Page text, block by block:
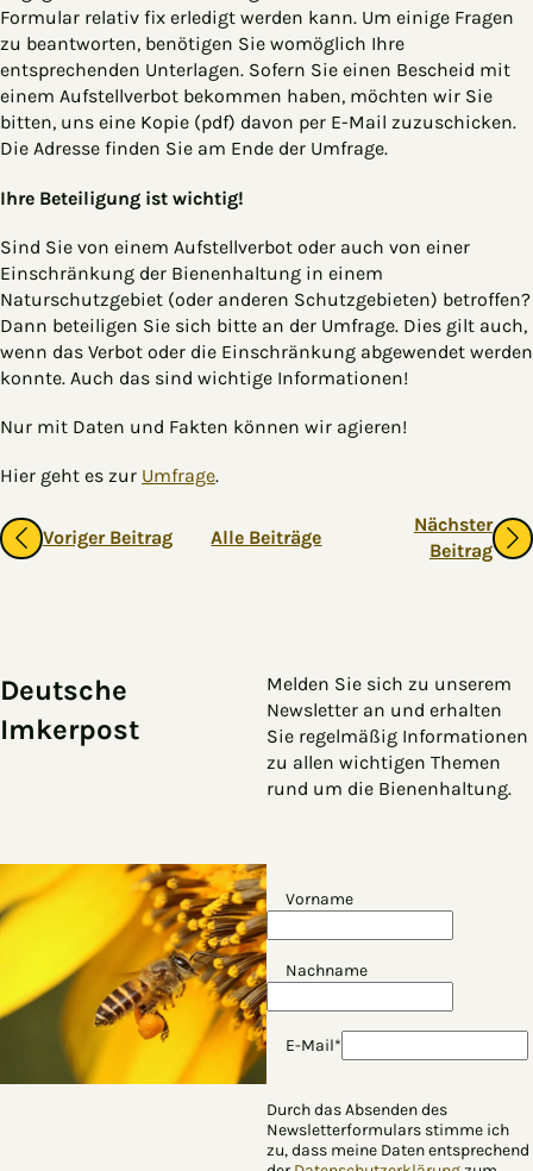
Formular relativ fix erledigt werden kann. Um einige Fragen
zu beantworten, benötigen Sie womöglich Ihre
entsprechenden Unterlagen. Sofern Sie einen Bescheid mit
einem Aufstellverbot bekommen haben, möchten wir Sie
bitten, uns eine Kopie (pdf) davon per E-Mail zuzuschicken.
Die Adresse finden Sie am Ende der Umfrage.
Ihre Beteiligung ist wichtig!
Sind Sie von einem Aufstellverbot oder auch von einer
Einschränkung der Bienenhaltung in einem
Naturschutzgebiet (oder anderen Schutzgebieten) betroffen?
Dann beteiligen Sie sich bitte an der Umfrage. Dies gilt auch,
wenn das Verbot oder die Einschränkung abgewendet werden
konnte. Auch das sind wichtige Informationen!
Nur mit Daten und Fakten können wir agieren!
Hier geht es zur Umfrage.
Gehe zu vorherigen oder nächsten Beiträgen
Voriger Beitrag Alle Beiträge
Nächster
Beitrag
Deutsche
Imkerpost
Melden Sie sich zu unserem
Newsletter an und erhalten
Sie regelmäßig Informationen
zu allen wichtigen Themen
rund um die Bienenhaltung.
Vorname
Nachname
E-Mail*
Durch das Absenden des
Newsletterformulars stimme ich
zu, dass meine Daten entsprechend